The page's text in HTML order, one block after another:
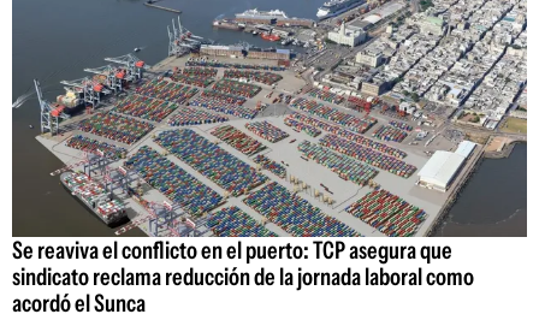
Se reaviva el conflicto en el puerto: TCP asegura que
sindicato reclama reducción de la jornada laboral como
acordó el Sunca